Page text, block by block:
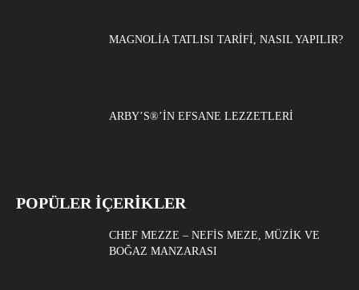
MAGNOLIA TATLISI TARIFI, NASIL YAPILIR?
ARBY’S®’IN EFSANE LEZZETLERI
POPÜLER İÇERİKLER
CHEF MEZZE – NEFIS MEZE, MÜZIK VE
BOĞAZ MANZARASI